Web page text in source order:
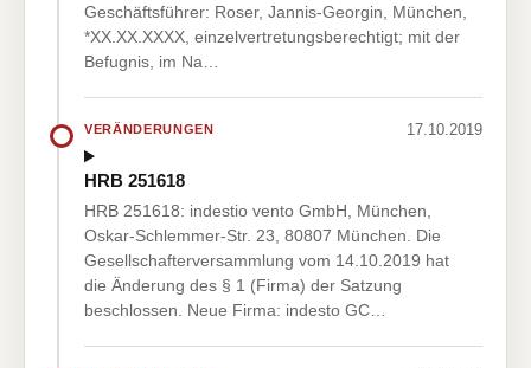
Geschäftsführer: Roser, Jannis-Georgin, München,
*XX.XX.XXXX, einzelvertretungsberechtigt; mit der
Befugnis, im Na…
VERÄNDERUNGEN 17.10.2019
HRB 251618
HRB 251618: indestio vento GmbH, München,
Oskar-Schlemmer-Str. 23, 80807 München. Die
Gesellschafterversammlung vom 14.10.2019 hat
die Änderung des § 1 (Firma) der Satzung
beschlossen. Neue Firma: indesto GC…